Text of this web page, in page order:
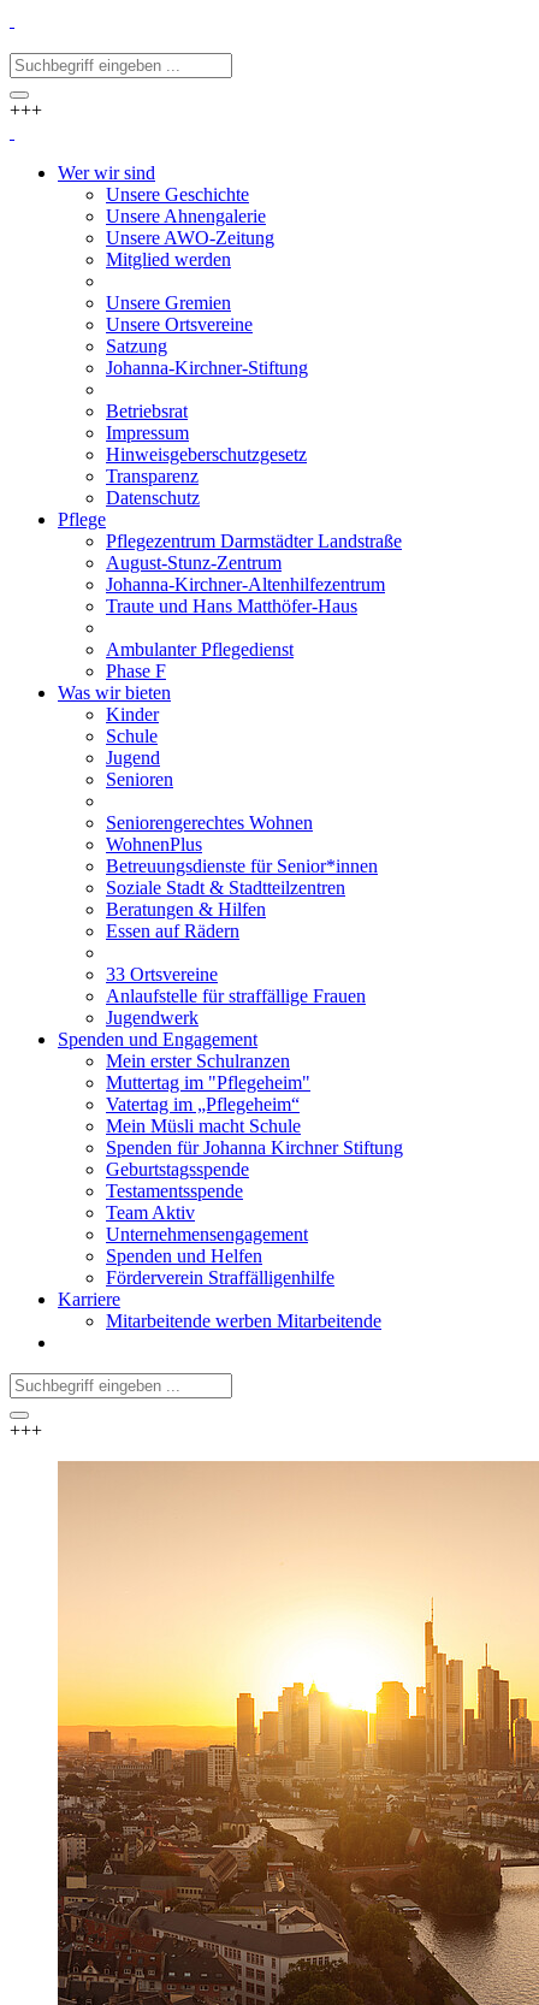
+++
Wer wir sind
Unsere Geschichte
Unsere Ahnengalerie
Unsere AWO-Zeitung
Mitglied werden
Unsere Gremien
Unsere Ortsvereine
Satzung
Johanna-Kirchner-Stiftung
Betriebsrat
Impressum
Hinweisgeberschutzgesetz
Transparenz
Datenschutz
Pflege
Pflegezentrum Darmstädter Landstraße
August-Stunz-Zentrum
Johanna-Kirchner-Altenhilfezentrum
Traute und Hans Matthöfer-Haus
Ambulanter Pflegedienst
Phase F
Was wir bieten
Kinder
Schule
Jugend
Senioren
Seniorengerechtes Wohnen
WohnenPlus
Betreuungsdienste für Senior*innen
Soziale Stadt & Stadtteilzentren
Beratungen & Hilfen
Essen auf Rädern
33 Ortsvereine
Anlaufstelle für straffällige Frauen
Jugendwerk
Spenden und Engagement
Mein erster Schulranzen
Muttertag im "Pflegeheim"
Vatertag im „Pflegeheim“
Mein Müsli macht Schule
Spenden für Johanna Kirchner Stiftung
Geburtstagsspende
Testamentsspende
Team Aktiv
Unternehmensengagement
Spenden und Helfen
Förderverein Straffälligenhilfe
Karriere
Mitarbeitende werben Mitarbeitende
+++